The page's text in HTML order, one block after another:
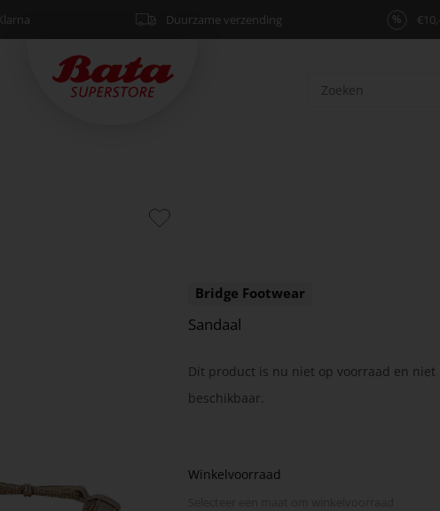
Duurzame verzending %
Bridge Footwear
Sandaal
Dit product is nu niet op voorraad en niet
beschikbaar.
Winkelvoorraad